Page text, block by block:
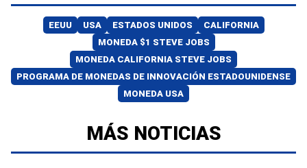
EEUU USA ESTADOS UNIDOS
CALIFORNIA
MONEDA $1 STEVE JOBS
MONEDA CALIFORNIA STEVE JOBS
PROGRAMA DE MONEDAS DE INNOVACIÓN ESTADOUNIDENSE
MONEDA USA
MÁS NOTICIAS